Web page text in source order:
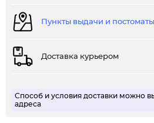
Пункты выдачи и
Доставка курьером
Способ и условия доставки можно
адреса